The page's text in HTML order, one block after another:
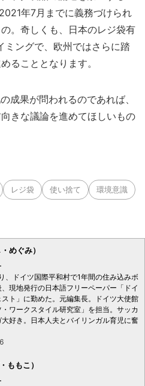
年7月までに義務づけられ
。奇しくも、日本のレジ袋有
ミングで、欧州ではさらに踏
ることとなります。
成果が問われるのであれば、
きな議論を進めてほしいもの
レジ袋 使い捨て 環境意識
めぐみ）
、ドイツ国際平和村で1年間の住み込みボ
現地発行の日本語フリーペーパー「ドイ
ト」に勤めた。元編集長。ドイツ大使館
ワークスタイル研究室」を担当。サッカ
好き。日本人夫とバイリンガル育児に奮
ももこ）